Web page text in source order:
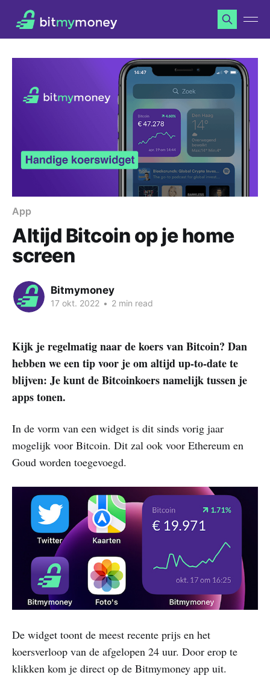
App
Altijd Bitcoin op je home
screen
Bitmymoney
17 okt. 2022 • 2 min read
Kijk je regelmatig naar de koers van Bitcoin? Dan
hebben we een tip voor je om altijd up-to-date te
blijven: Je kunt de Bitcoinkoers namelijk tussen je
apps tonen.
In de vorm van een widget is dit sinds vorig jaar
mogelijk voor Bitcoin. Dit zal ook voor Ethereum en
Goud worden toegevoegd.
De widget toont de meest recente prijs en het
koersverloop van de afgelopen 24 uur. Door erop te
klikken kom je direct op de Bitmymoney app uit.